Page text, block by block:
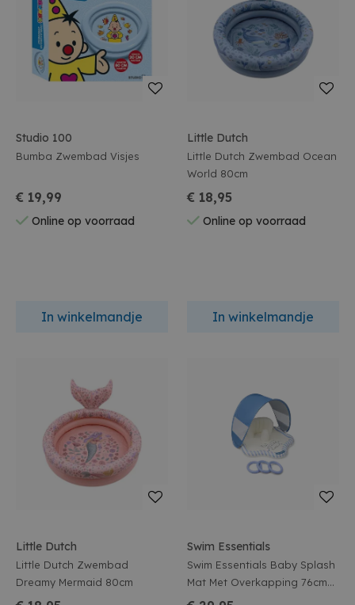
Studio 100
Bumba Zwembad Visjes
€ 19,99
Online op voorraad
In winkelmandje
Little Dutch
Little Dutch Zwembad Ocean
World 80cm
€ 18,95
Online op voorraad
In winkelmandje
Little Dutch
Little Dutch Zwembad
Dreamy Mermaid 80cm
Swim Essentials
Swim Essentials Baby Splash
Mat Met Overkapping 76cm
Surfer